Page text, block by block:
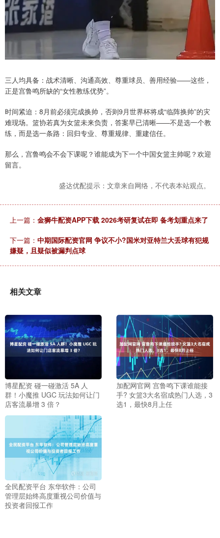
三人均具备：战术清晰、沟通高效、尊重球员、善用经验——这些，
正是宫鲁鸣所缺的“女性教练优势”。
时间紧迫：8月前必须完成换帅，否则9月世界杯将成“临阵换帅”的灾
难现场。篮协若真为女篮未来负责，答案早已清晰——不是选一个教
练，而是选一条路：回归专业、尊重规律、重建信任。
那么，宫鲁鸣会不会下课呢？谁能成为下一个中国女篮主帅呢？欢迎
留言。
盛达优配提示：文章来自网络，不代表本站观点。
上一篇： 金狮牛配资APP下载 2026考研复试在即 备考划重点来了
下一篇： 中期国际配资官网 争议不小?国米对亚特兰大丢球有犯规
嫌疑，且疑似被漏判点球
相关文章
博星配资 碰一碰激活 5A 人
群！小魔推 UGC 玩法如何让门
店客流暴增 3 倍？
加配网官网 宫鲁鸣下课谁能接
手? 女篮3大名宿成热门人选，3
选1，最快8月上任
全民配资平台 东华软件：公司
管理层始终高度重视公司价值与
投资者回报工作